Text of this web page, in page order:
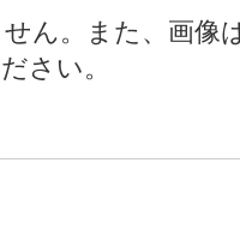
ん。また、画像
さい。